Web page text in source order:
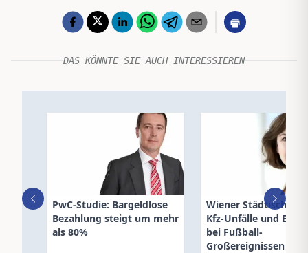
DAS KÖNNTE SIE AUCH INTERESSIEREN
PwC-Studie: Bargeldlose
Bezahlung steigt um mehr
als 80%
Wiener Städtische:
Kfz-Unfälle und
bei Fußball-
Großereignissen